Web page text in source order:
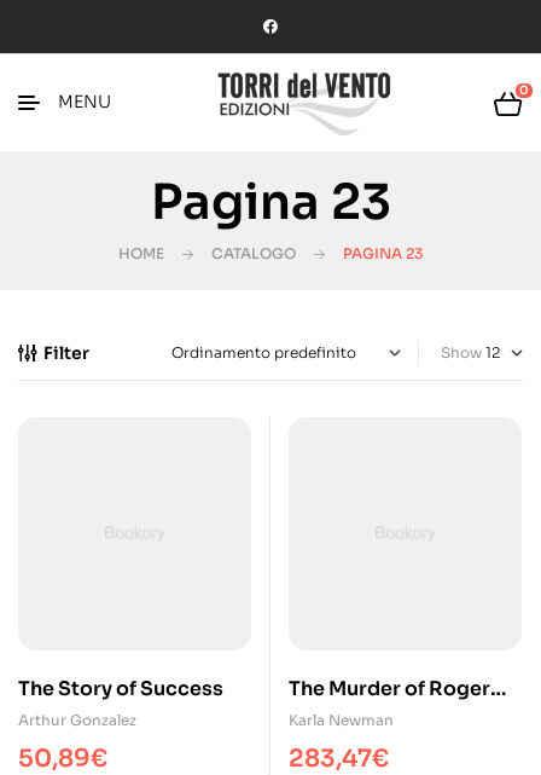
MENU
0
Pagina 23
HOME CATALOGO PAGINA 23
Filter Show
The Story of Success
Arthur Gonzalez
50,89€
The Murder of Roger
Ackroyd
Karla Newman
283,47€